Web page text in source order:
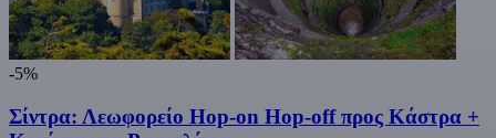
-5%
Σίντρα: Λεωφορείο Hop-on Hop-off προς Κάστρα +